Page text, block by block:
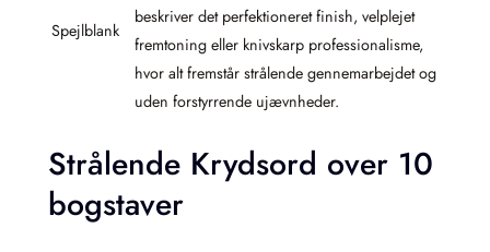
Spejlblank
beskriver det perfektioneret finish, velplejet
fremtoning eller knivskarp professionalisme,
hvor alt fremstår strålende gennemarbejdet og
uden forstyrrende ujævnheder.
Strålende Krydsord over 10
bogstaver